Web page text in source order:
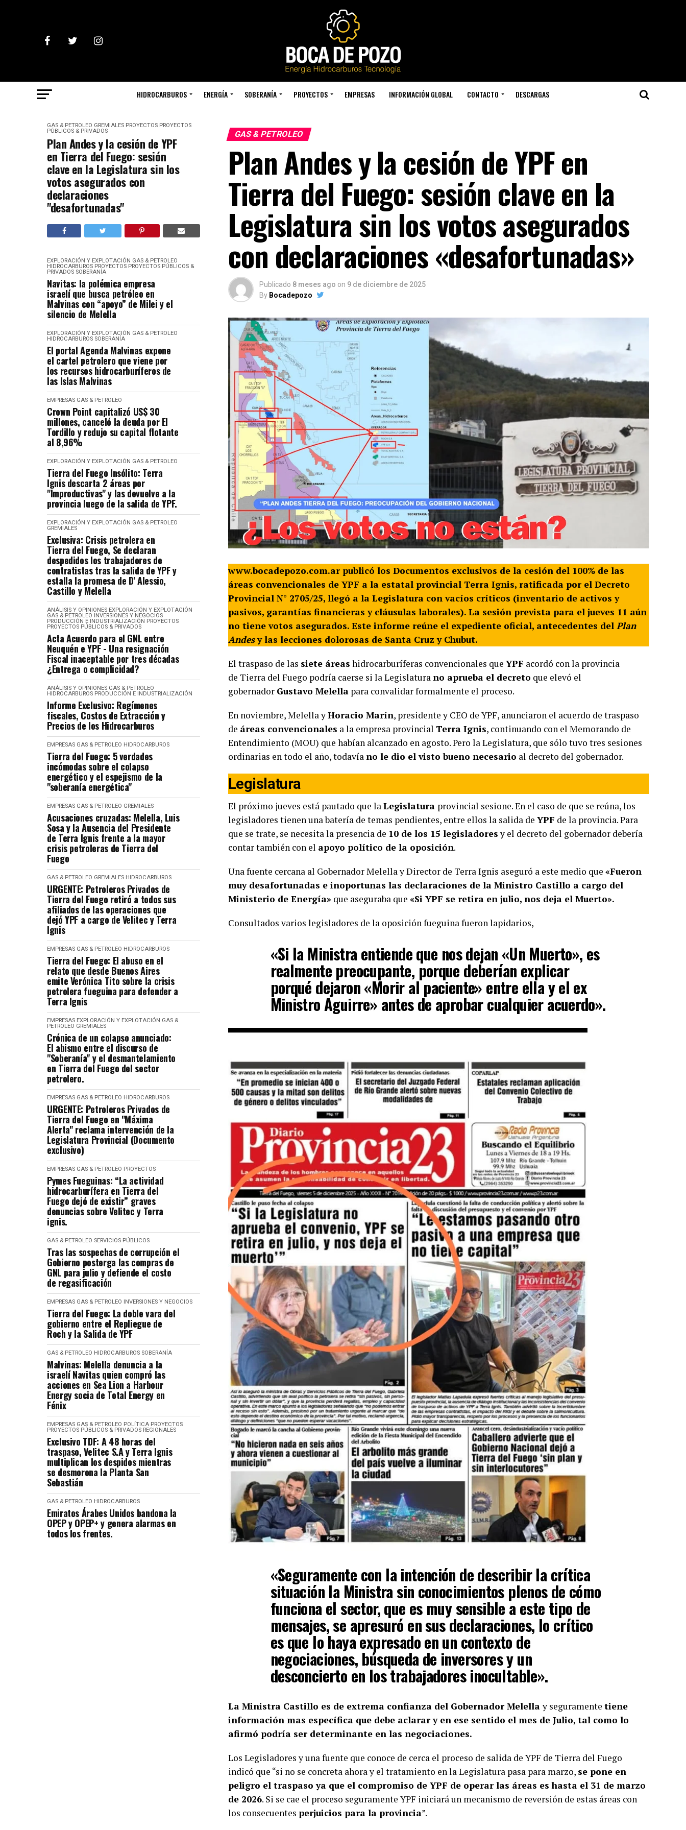
HIDROCARBUROS ENERGÍA SOBERANÍA PROYECTOS EMPRESAS INFORMACIÓN GLOBAL CONTACTO DESCARGAS
GAS & PETROLEO GREMIALES PROYECTOS PROYECTOS
PÚBLICOS & PRIVADOS
Plan Andes y la cesión de YPF
en Tierra del Fuego: sesión
clave en la Legislatura sin los
votos asegurados con
declaraciones
"desafortunadas"
EXPLORACIÓN Y EXPLOTACIÓN GAS & PETROLEO
HIDROCARBUROS PROYECTOS PROYECTOS PÚBLICOS &
PRIVADOS SOBERANÍA
Navitas: la polémica empresa
israelí que busca petróleo en
Malvinas con “apoyo” de Milei y el
silencio de Melella
EXPLORACIÓN Y EXPLOTACIÓN GAS & PETROLEO
HIDROCARBUROS SOBERANÍA
El portal Agenda Malvinas expone
el cartel petrolero que viene por
los recursos hidrocarburíferos de
las Islas Malvinas
EMPRESAS GAS & PETROLEO
Crown Point capitalizó US$ 30
millones, canceló la deuda por El
Tordillo y redujo su capital flotante
al 8,96%
EXPLORACIÓN Y EXPLOTACIÓN GAS & PETROLEO
Tierra del Fuego Insólito: Terra
Ignis descarta 2 áreas por
"Improductivas" y las devuelve a la
provincia luego de la salida de YPF.
EXPLORACIÓN Y EXPLOTACIÓN GAS & PETROLEO
GREMIALES
Exclusiva: Crisis petrolera en
Tierra del Fuego, Se declaran
despedidos los trabajadores de
contratistas tras la salida de YPF y
estalla la promesa de D' Alessio,
Castillo y Melella
ANÁLISIS Y OPINIONES EXPLORACIÓN Y EXPLOTACIÓN
GAS & PETROLEO INVERSIONES Y NEGOCIOS
PRODUCCIÓN E INDUSTRIALIZACIÓN PROYECTOS
PROYECTOS PÚBLICOS & PRIVADOS
Acta Acuerdo para el GNL entre
Neuquén e YPF - Una resignación
Fiscal inaceptable por tres décadas
¿Entrega o complicidad?
ANÁLISIS Y OPINIONES GAS & PETROLEO
HIDROCARBUROS PRODUCCIÓN E INDUSTRIALIZACIÓN
Informe Exclusivo: Regímenes
fiscales, Costos de Extracción y
Precios de los Hidrocarburos
EMPRESAS GAS & PETROLEO HIDROCARBUROS
Tierra del Fuego: 5 verdades
incómodas sobre el colapso
energético y el espejismo de la
"soberanía energética"
EMPRESAS GAS & PETROLEO GREMIALES
Acusaciones cruzadas: Melella, Luis
Sosa y la Ausencia del Presidente
de Terra Ignis frente a la mayor
crisis petroleras de Tierra del
Fuego
GAS & PETROLEO GREMIALES HIDROCARBUROS
URGENTE: Petroleros Privados de
Tierra del Fuego retiró a todos sus
afiliados de las operaciones que
dejó YPF a cargo de Velitec y Terra
Ignis
EMPRESAS GAS & PETROLEO HIDROCARBUROS
Tierra del Fuego: El abuso en el
relato que desde Buenos Aires
emite Verónica Tito sobre la crisis
petrolera fueguina para defender a
Terra Ignis
EMPRESAS EXPLORACIÓN Y EXPLOTACIÓN GAS &
PETROLEO GREMIALES
Crónica de un colapso anunciado:
El abismo entre el discurso de
"Soberanía" y el desmantelamiento
en Tierra del Fuego del sector
petrolero.
EMPRESAS GAS & PETROLEO HIDROCARBUROS
URGENTE: Petroleros Privados de
Tierra del Fuego en "Máxima
Alerta" reclama intervención de la
Legislatura Provincial (Documento
exclusivo)
EMPRESAS GAS & PETROLEO PROYECTOS
Pymes Fueguinas: “La actividad
hidrocarburífera en Tierra del
Fuego dejó de existir” graves
denuncias sobre Velitec y Terra
ignis.
GAS & PETROLEO SERVICIOS PÚBLICOS
Tras las sospechas de corrupción el
Gobierno posterga las compras de
GNL para julio y defiende el costo
de regasificación
EMPRESAS GAS & PETROLEO INVERSIONES Y NEGOCIOS
Tierra del Fuego: La doble vara del
gobierno entre el Repliegue de
Roch y la Salida de YPF
GAS & PETROLEO HIDROCARBUROS SOBERANÍA
Malvinas: Melella denuncia a la
israelí Navitas quien compró las
acciones en Sea Lion a Harbour
Energy socia de Total Energy en
Fénix
EMPRESAS GAS & PETROLEO POLÍTICA PROYECTOS
PROYECTOS PÚBLICOS & PRIVADOS REGIONALES
Exclusivo TDF: A 48 horas del
traspaso, Velitec S.A y Terra Ignis
multiplican los despidos mientras
se desmorona la Planta San
Sebastián
GAS & PETROLEO HIDROCARBUROS
Emiratos Árabes Unidos bandona la
OPEP y OPEP+ y genera alarmas en
todos los frentes.
GAS & PETROLEO
Plan Andes y la cesión de YPF en
Tierra del Fuego: sesión clave en la
Legislatura sin los votos asegurados
con declaraciones «desafortunadas»
Publicado 8 meses ago on 9 de diciembre de 2025
By Bocadepozo
www.bocadepozo.com.ar publicó los Documentos exclusivos de la cesión del 100% de las
áreas convencionales de YPF a la estatal provincial Terra Ignis, ratificada por el Decreto
Provincial N° 2705/25, llegó a la Legislatura con vacíos críticos (inventario de activos y
pasivos, garantías financieras y cláusulas laborales). La sesión prevista para el jueves 11 aún
no tiene votos asegurados. Este informe reúne el expediente oficial, antecedentes del Plan
Andesy las lecciones dolorosas de Santa Cruz y Chubut.
El traspaso de las siete áreas hidrocarburíferas convencionales que YPF acordó con la provincia
de Tierra del Fuego podría caerse si la Legislaturano aprueba el decreto que elevó el
gobernador Gustavo Melella para convalidar formalmente el proceso.
En noviembre, Melella yHoracio Marín, presidente y CEO de YPF, anunciaron el acuerdo de traspaso
de áreas convencionales a la empresa provincial Terra Ignis, continuando con el Memorando de
Entendimiento (MOU) que habían alcanzado en agosto. Pero la Legislatura, que sólo tuvo tres sesiones
ordinarias en todo el año, todavíano le dio el visto bueno necesario al decreto del gobernador.
Legislatura
El próximo jueves está pautado que laLegislatura provincial sesione. En el caso de que se reúna, los
legisladores tienen una batería de temas pendientes, entre ellos la salida de YPF de la provincia. Para
que se trate, se necesita la presencia de 10 de los 15 legisladoresy el decreto del gobernador debería
contar también con el apoyo político de la oposición.
Una fuente cercana al Gobernador Melella y Director de Terra Ignis aseguró a este medio que «Fueron
muy desafortunadas e inoportunas las declaraciones de la Ministro Castillo a cargo del
Ministerio de Energía» que aseguraba que «Si YPF se retira en julio, nos deja el Muerto».
Consultados varios legisladores de la oposición fueguina fueron lapidarios,
«Si la Ministra entiende que nos dejan «Un Muerto», es
realmente preocupante, porque deberían explicar
porqué dejaron «Morir al paciente» entre ella y el ex
Ministro Aguirre» antes de aprobar cualquier acuerdo».
«Seguramente con la intención de describir la crítica
situación la Ministra sin conocimientos plenos de cómo
funciona el sector, que es muy sensible a este tipo de
mensajes, se apresuró en sus declaraciones, lo crítico
es que lo haya expresado en un contexto de
negociaciones, búsqueda de inversores y un
desconcierto en los trabajadores inocultable».
La Ministra Castillo es de extrema confianza del Gobernador Melellay seguramente tiene
información mas específica que debe aclarar y en ese sentido el mes de Julio, tal como lo
afirmó podría ser determinante en las negociaciones.
Los Legisladores y una fuente que conoce de cerca el proceso de salida de YPF de Tierra del Fuego
indicó que “si no se concreta ahora y el tratamiento en la Legislatura pasa para marzo, se pone en
peligro el traspaso ya que el compromiso de YPF de operar las áreas es hasta el 31 de marzo
de 2026. Si se cae el proceso seguramente YPF iniciará un mecanismo de reversión de estas áreas con
los consecuentes perjuicios para la provincia”.